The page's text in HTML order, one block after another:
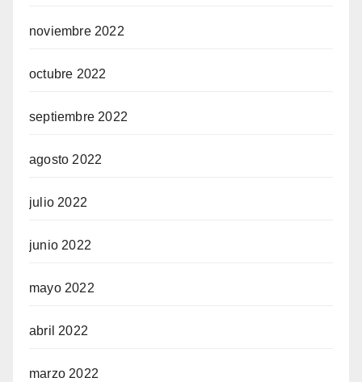
noviembre 2022
octubre 2022
septiembre 2022
agosto 2022
julio 2022
junio 2022
mayo 2022
abril 2022
marzo 2022